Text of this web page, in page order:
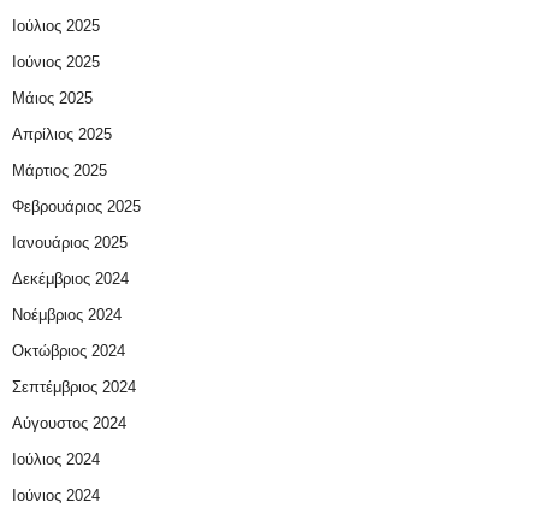
Ιούλιος 2025
Ιούνιος 2025
Μάιος 2025
Απρίλιος 2025
Μάρτιος 2025
Φεβρουάριος 2025
Ιανουάριος 2025
Δεκέμβριος 2024
Νοέμβριος 2024
Οκτώβριος 2024
Σεπτέμβριος 2024
Αύγουστος 2024
Ιούλιος 2024
Ιούνιος 2024